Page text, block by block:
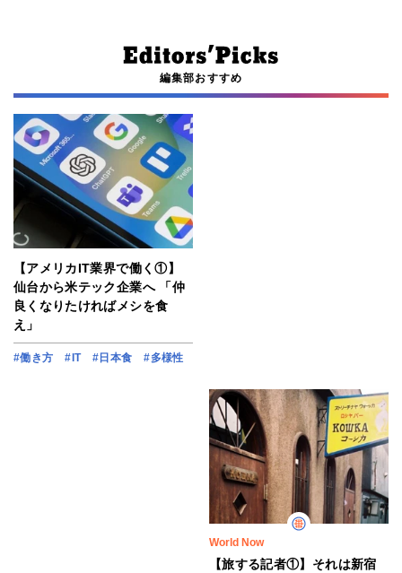
編集部おすすめ
【アメリカIT業界で働く①】
仙台から米テック企業へ 「仲
良くなりたければメシを食
え」
#働き方 #IT #日本食 #多様性
World Now
【旅する記者①】それは新宿